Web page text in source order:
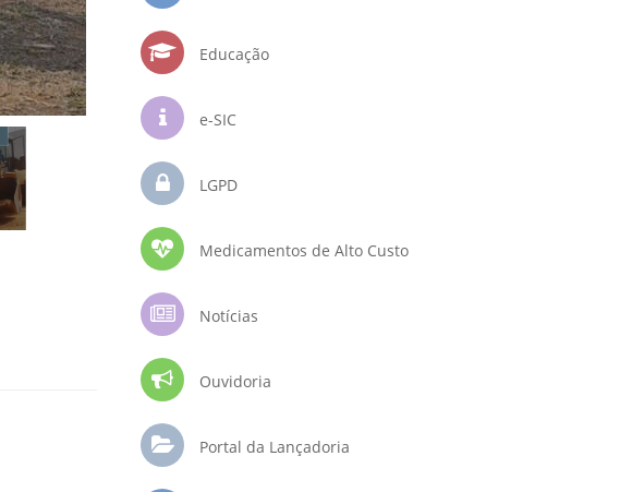
Educação
e-SIC
LGPD
Medicamentos de Alto Custo
Notícias
Ouvidoria
Portal da Lançadoria